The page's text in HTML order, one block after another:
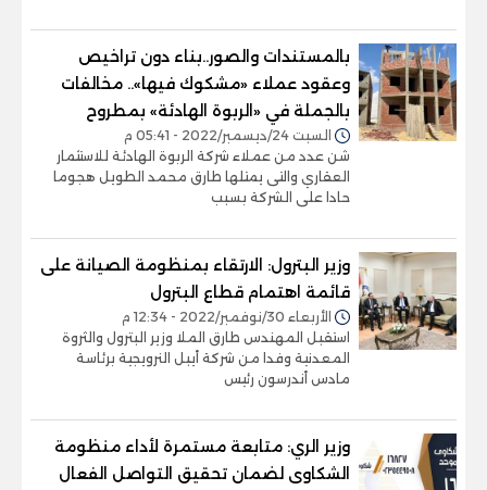
بالمستندات والصور..بناء دون تراخيص
وعقود عملاء «مشكوك فيها».. مخالفات
بالجملة في «الربوة الهادئة» بمطروح
السبت 24/ديسمبر/2022 - 05:41 م
شن عدد من عملاء شركة الربوة الهادئة للاستثمار
العقاري والتى يمتلها طارق محمد الطويل هجوما
حادا على الشركة بسبب
وزير البترول: الارتقاء بمنظومة الصيانة على
قائمة اهتمام قطاع البترول
الأربعاء 30/نوفمبر/2022 - 12:34 م
استقبل المهندس طارق الملا وزير البترول والثروة
المعدنية وفدا من شركة أيبل النرويجية برئاسة
مادس أندرسون رئيس
وزير الري: متابعة مستمرة لأداء منظومة
الشكاوى لضمان تحقيق التواصل الفعال